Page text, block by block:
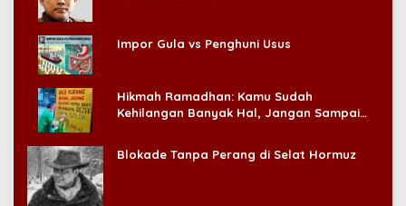
Impor Gula vs Penghuni Usus
Hikmah Ramadhan: Kamu Sudah
Kehilangan Banyak Hal, Jangan Sampai
Blokade Tanpa Perang di Selat Hormuz